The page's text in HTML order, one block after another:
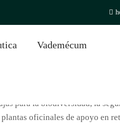
Vademécum
para la biodiversidad, la
oficinales de apoyo en